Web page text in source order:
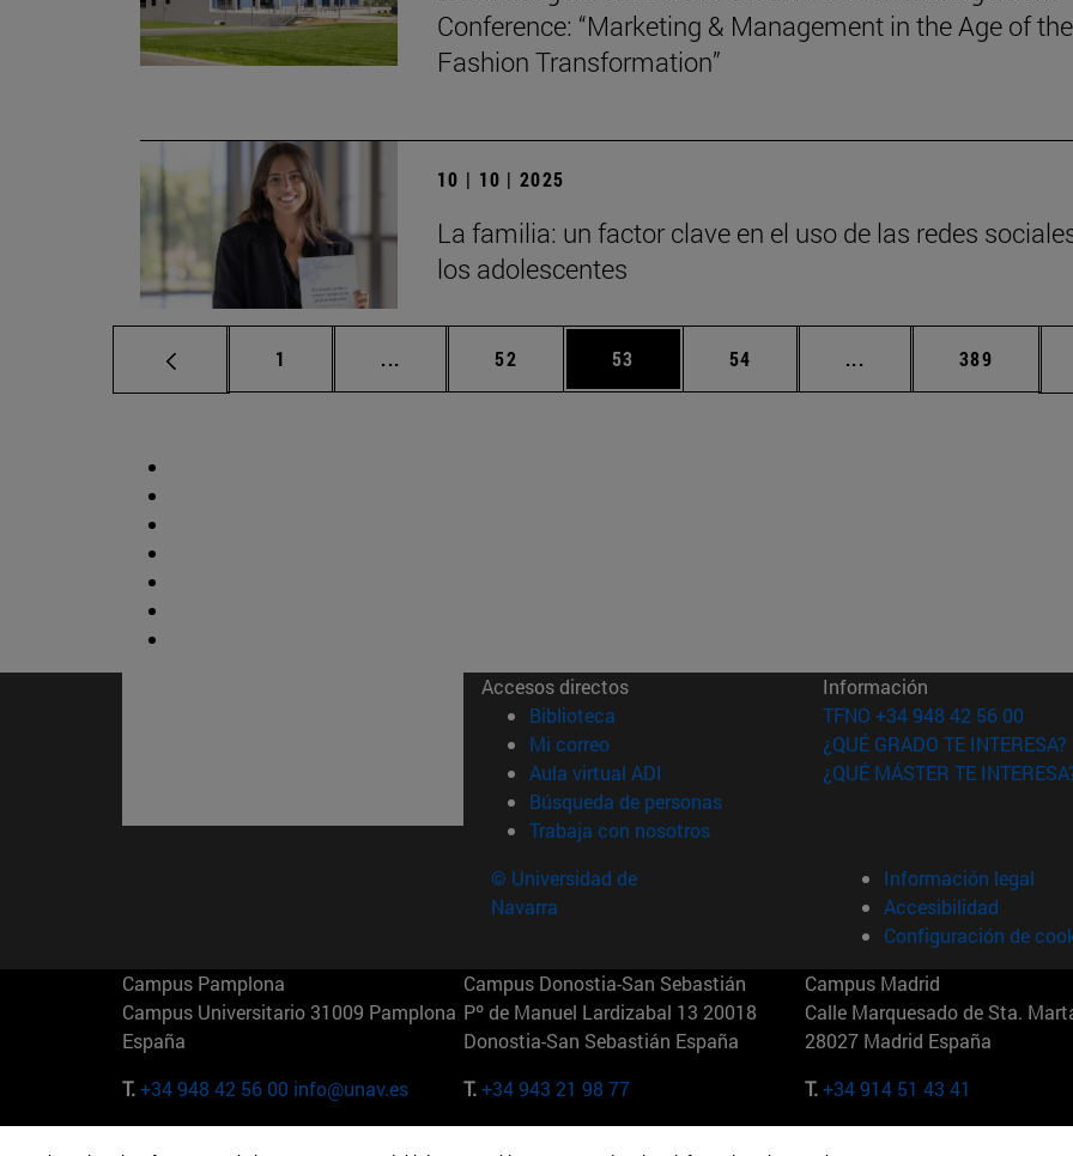
Conference: “Marketing & Management in the Age of
Fashion Transformation”
10 | 10 | 2025
La familia: un factor clave en el uso de las redes
los adolescentes
Página
1 ... Páginas intermedias Use TAB para desplazarse.
Página
52 Página
53 Página
54 ... Páginas intermedias
Página
389
Accesos directos
Biblioteca (abre en nueva ventana)
Mi correo(abre en nueva ventana)
Aula virtual ADI (abre en nueva ventana)
Búsqueda de personas(abre en nueva ventana)
Trabaja con nosotros(abre en nueva ventana)
Información
TFNO +34 948 42 56 00
¿QUÉ GRADO TE INTERESA?
¿QUÉ MÁSTER TE
© Universidad de
Navarra
Información legal
Accesibilidad
Configuración de
Campus Pamplona
Campus Universitario 31009 Pamplona
España
T.+34 948 42 56 00 info@unav.es
Campus Donostia-San Sebastián
Pº de Manuel Lardizabal 13 20018
Donostia-San Sebastián España
T.+34 943 21 98 77
Campus Madrid
Calle Marquesado de Sta.
28027 Madrid España
T.+34 914 51 43 41